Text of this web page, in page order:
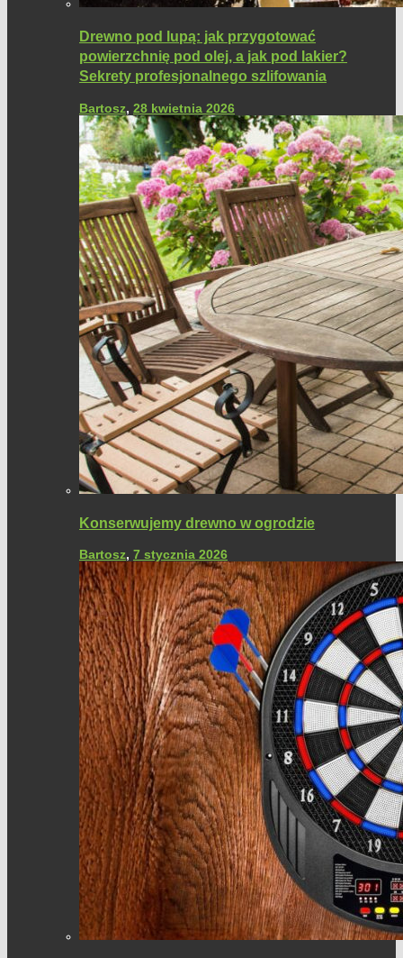
Drewno pod lupą: jak przygotować
powierzchnię pod olej, a jak pod lakier?
Sekrety profesjonalnego szlifowania
Bartosz, 28 kwietnia 2026
Konserwujemy drewno w ogrodzie
Bartosz, 7 stycznia 2026